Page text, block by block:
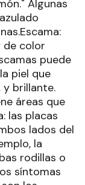
Algunas
de color
puede
piel que
y brillante.
áreas que
las placas
lados del
la
rodillas o
síntomas